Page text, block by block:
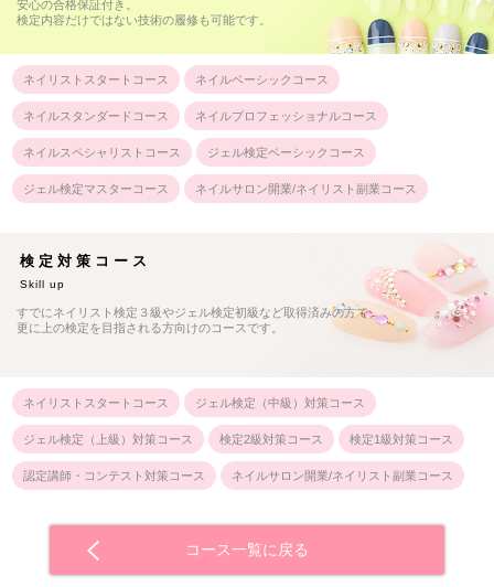
安心の合格保証付き。
検定内容だけではない技術の履修も可能です。
ネイリストスタートコース ネイルベーシックコース
ネイルスタンダードコース ネイルプロフェッショナルコース
ネイルスペシャリストコース ジェル検定ベーシックコース
ジェル検定マスターコース ネイルサロン開業/ネイリスト副業コース
検定対策コース
Skill up
すでにネイリスト検定３級やジェル検定初級など取得済みの方で、
更に上の検定を目指される方向けのコースです。
ネイリストスタートコース ジェル検定（中級）対策コース
ジェル検定（上級）対策コース 検定2級対策コース 検定1級対策コース
認定講師・コンテスト対策コース ネイルサロン開業/ネイリスト副業コース
コース一覧に戻る